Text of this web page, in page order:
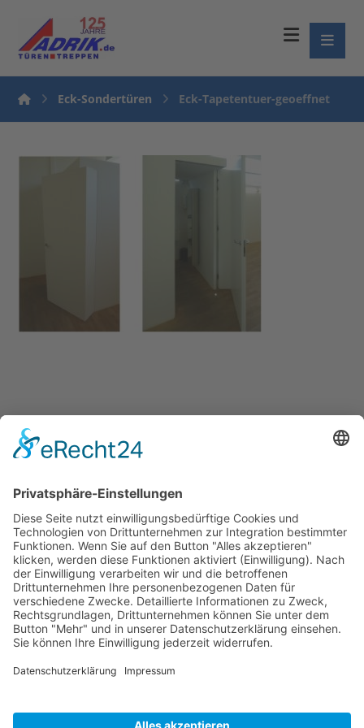
Eck-Sondertüren Eck-Tapetentuer-geoeffnet
Schreibe einen Kommentar
Du musstangemeldetsein, um einen Kommentar
abzugeben.